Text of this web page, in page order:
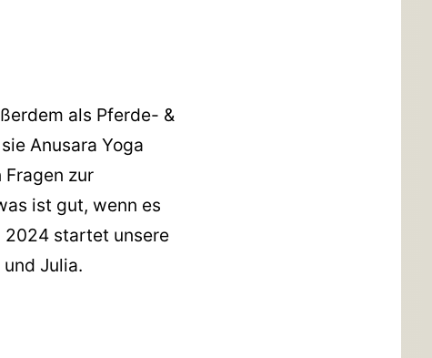
als Pferde- &
Anusara Yoga
zur
ist gut, wenn es
2024 startet unsere
Julia.